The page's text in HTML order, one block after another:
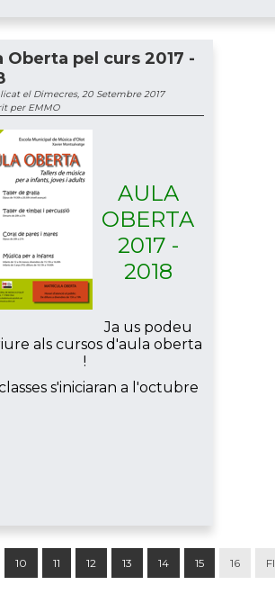
Oberta pel curs 2017 -
el Dimecres, 20 Setembre 2017
per EMMO
AULA
OBERTA
2017 -
2018
Ja us podeu
als cursos d'aula oberta
!
s'iniciaran a l'octubre
10 11 12 13 14 15 16